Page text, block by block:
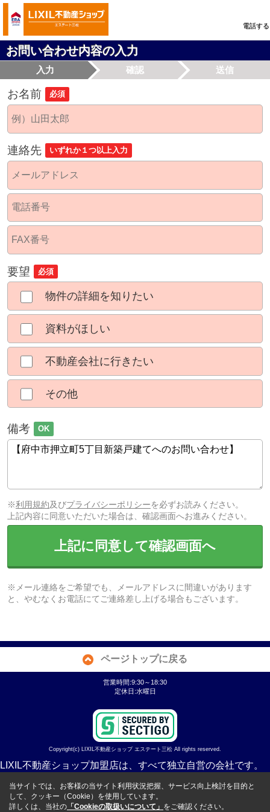
電話する
お問い合わせ内容の入力
入力 確認 送信
お名前 必須
連絡先 いずれか１つ以上入力
要望 必須
物件の詳細を知りたい
資料がほしい
不動産会社に行きたい
その他
備考 OK
※利用規約及びプライバシーポリシーを必ずお読みください。
上記内容に同意いただいた場合は、確認画面へお進みください。
上記に同意して確認画面へ
※メール連絡をご希望でも、メールアドレスに間違いがあります
と、やむなくお電話にてご連絡差し上げる場合もございます。
ページトップに戻る
営業時間:9:30～18:30
定休日:水曜日
Copyright(c) LIXIL不動産ショップ エステート三松 All rights reserved.
LIXIL不動産ショップ加盟店は、すべて独立自営の会社です。
当サイトでは、お客様の当サイト利用状況把握、サービス向上検討を目的と
して、クッキー（Cookie）を使用しています。
詳しくは、当社の 「Cookieの取扱いについて」 をご確認ください。